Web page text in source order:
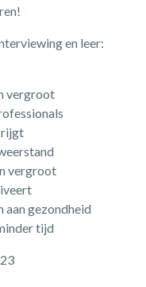
en leer:
vergroot
vergroot
aan gezondheid
tijd